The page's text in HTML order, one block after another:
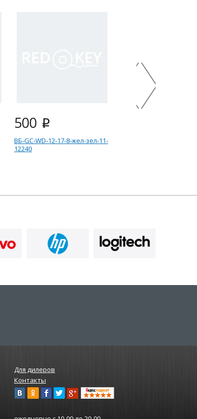
500 i
ВБ-GC-WD-12-17-8-жел-зел-11-
12240
Для дилеров
Контакты